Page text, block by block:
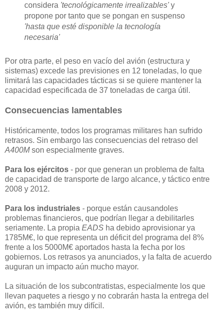
considera 'tecnológicamente irrealizables'y
propone por tanto que se pongan en suspenso
'hasta que esté disponible la tecnología
necesaria'
Por otra parte, el peso en vacío del avión (estructura y
sistemas) excede las previsiones en 12 toneladas, lo que
limitará las capacidades tácticas si se quiere mantener la
capacidad especificada de 37 toneladas de carga útil.
Consecuencias lamentables
Históricamente, todos los programas militares han sufrido
retrasos. Sin embargo las consecuencias del retraso del
A400Mson especialmente graves.
Para los ejércitos - por que generan un problema de falta
de capacidad de transporte de largo alcance, y táctico entre
2008 y 2012.
Para los industriales - porque están causandoles
problemas financieros, que podrían llegar a debilitarles
seriamente. La propia EADS ha debido aprovisionar ya
1785M€, lo que representa un déficit del programa del 8%
frente a los 5000M€ aportados hasta la fecha por los
gobiernos. Los retrasos ya anunciados, y la falta de acuerdo
auguran un impacto aún mucho mayor.
La situación de los subcontratistas, especialmente los que
llevan paquetes a riesgo y no cobrarán hasta la entrega del
avión, es también muy difícil.